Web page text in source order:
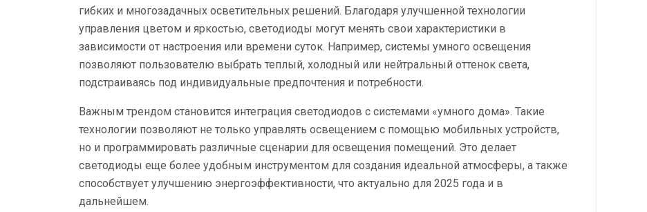
гибких и многозадачных осветительных решений. Благодаря улучшенной технологии
управления цветом и яркостью, светодиоды могут менять свои характеристики в
зависимости от настроения или времени суток. Например, системы умного освещения
позволяют пользователю выбрать теплый, холодный или нейтральный оттенок света,
подстраиваясь под индивидуальные предпочтения и потребности.
Важным трендом становится интеграция светодиодов с системами «умного дома». Такие
технологии позволяют не только управлять освещением с помощью мобильных устройств,
но и программировать различные сценарии для освещения помещений. Это делает
светодиоды еще более удобным инструментом для создания идеальной атмосферы, а также
способствует улучшению энергоэффективности, что актуально для 2025 года и в
дальнейшем.